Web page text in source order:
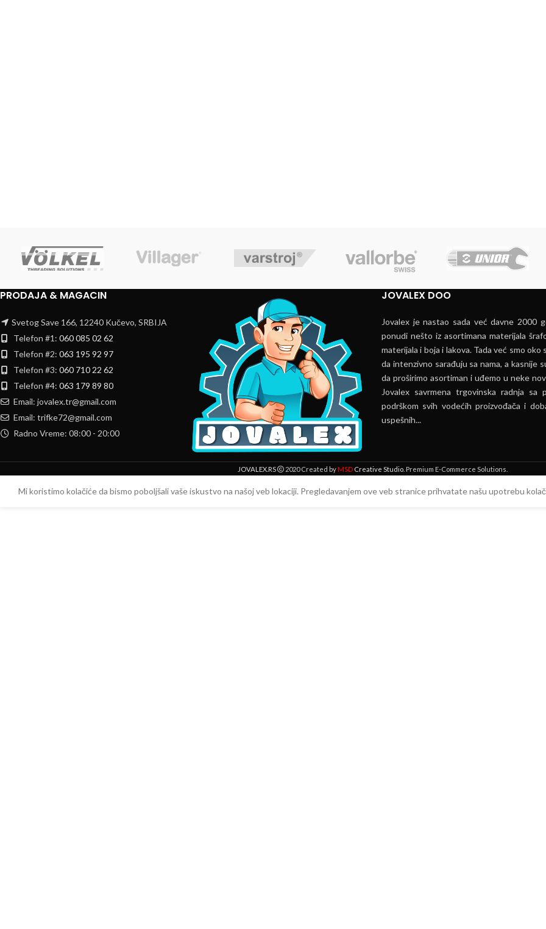
PRODAJA & MAGACIN
Svetog Save 166, 12240 Kučevo, SRBIJA
Telefon #1: 060 085 02 62
Telefon #2: 063 195 92 97
Telefon #3: 060 710 22 62
Telefon #4: 063 179 89 80
Email: jovalex.tr@gmail.com
Email: trifke72@gmail.com
Radno Vreme: 08:00 - 20:00
JOVALEX DOO
Jovalex je nastao sada već davne 2000
ponudi nešto iz asortimana materijala
materijala i boja i lakova. Tada već smo
da intenzivno sarađuju sa nama, a kasnije
da proširimo asortiman i uđemo u neke
Jovalex savrmena trgovinska radnja
podrškom svih vodećih proizvođača i
uspešnih...
JOVALEX.RS 2020 Created byMSDCreative Studio. Premium E-Commerce Solutions.
Mi koristimo kolačiće da bismo poboljšali vaše iskustvo na našoj veb lokaciji. Pregledavanjem ove veb stranice prihvatate našu upotrebu